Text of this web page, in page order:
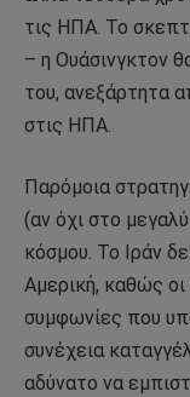
τις ΗΠΑ. Το
– η Ουάσινγκτον
του, ανεξάρτητα
στις ΗΠΑ.
Παρόμοια
(αν όχι στο
κόσμου. Το Ιράν
Αμερική, καθώς οι
συμφωνίες που
συνέχεια
αδύνατο να